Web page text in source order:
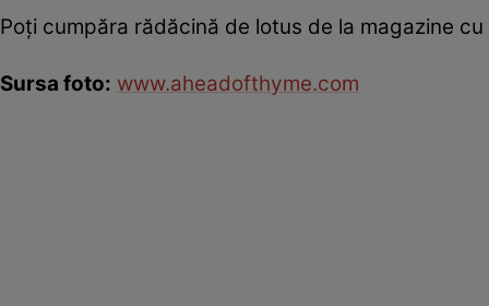
Poţi cumpăra rădăcină de lotus de la magazine
Sursa foto: www.aheadofthyme.com